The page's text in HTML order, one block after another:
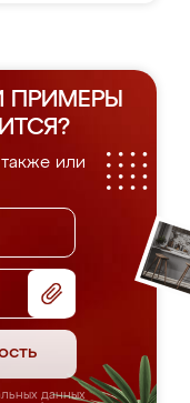
ПРИМЕРЫ
или
данных